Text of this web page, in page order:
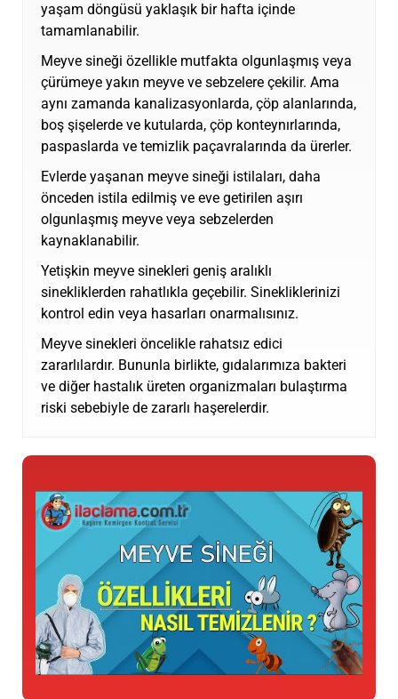
yaşam döngüsü yaklaşık bir hafta içinde
tamamlanabilir.
Meyve sineği özellikle mutfakta olgunlaşmış veya
çürümeye yakın meyve ve sebzelere çekilir. Ama
aynı zamanda kanalizasyonlarda, çöp alanlarında,
boş şişelerde ve kutularda, çöp konteynırlarında,
paspaslarda ve temizlik paçavralarında da ürerler.
Evlerde yaşanan meyve sineği istilaları, daha
önceden istila edilmiş ve eve getirilen aşırı
olgunlaşmış meyve veya sebzelerden
kaynaklanabilir.
Yetişkin meyve sinekleri geniş aralıklı
sinekliklerden rahatlıkla geçebilir. Sinekliklerinizi
kontrol edin veya hasarları onarmalısınız.
Meyve sinekleri öncelikle rahatsız edici
zararlılardır. Bununla birlikte, gıdalarımıza bakteri
ve diğer hastalık üreten organizmaları bulaştırma
riski sebebiyle de zararlı haşerelerdir.